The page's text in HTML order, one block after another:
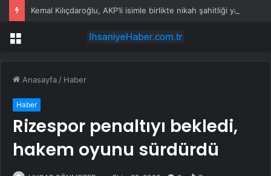
Kemal Kılıçdaroğlu, AKP’li isimle birlikte nikah şahitliği yaptı
Menü
Anasayfa / Haber
Haber
Rizespor penaltıyı bekledi,
hakem oyunu sürdürdü